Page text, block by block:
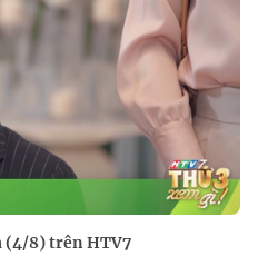
(4/8) trên HTV7